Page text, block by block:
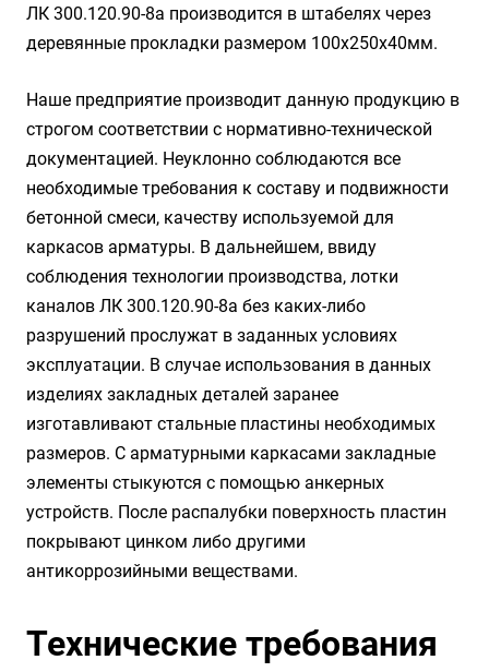
ЛК 300.120.90-8а производится в штабелях через
деревянные прокладки размером 100х250х40мм.
Наше предприятие производит данную продукцию в
строгом соответствии с нормативно-технической
документацией. Неуклонно соблюдаются все
необходимые требования к составу и подвижности
бетонной смеси, качеству используемой для
каркасов арматуры. В дальнейшем, ввиду
соблюдения технологии производства, лотки
каналов ЛК 300.120.90-8а без каких-либо
разрушений прослужат в заданных условиях
эксплуатации. В случае использования в данных
изделиях закладных деталей заранее
изготавливают стальные пластины необходимых
размеров. С арматурными каркасами закладные
элементы стыкуются с помощью анкерных
устройств. После распалубки поверхность пластин
покрывают цинком либо другими
антикоррозийными веществами.
Технические требования